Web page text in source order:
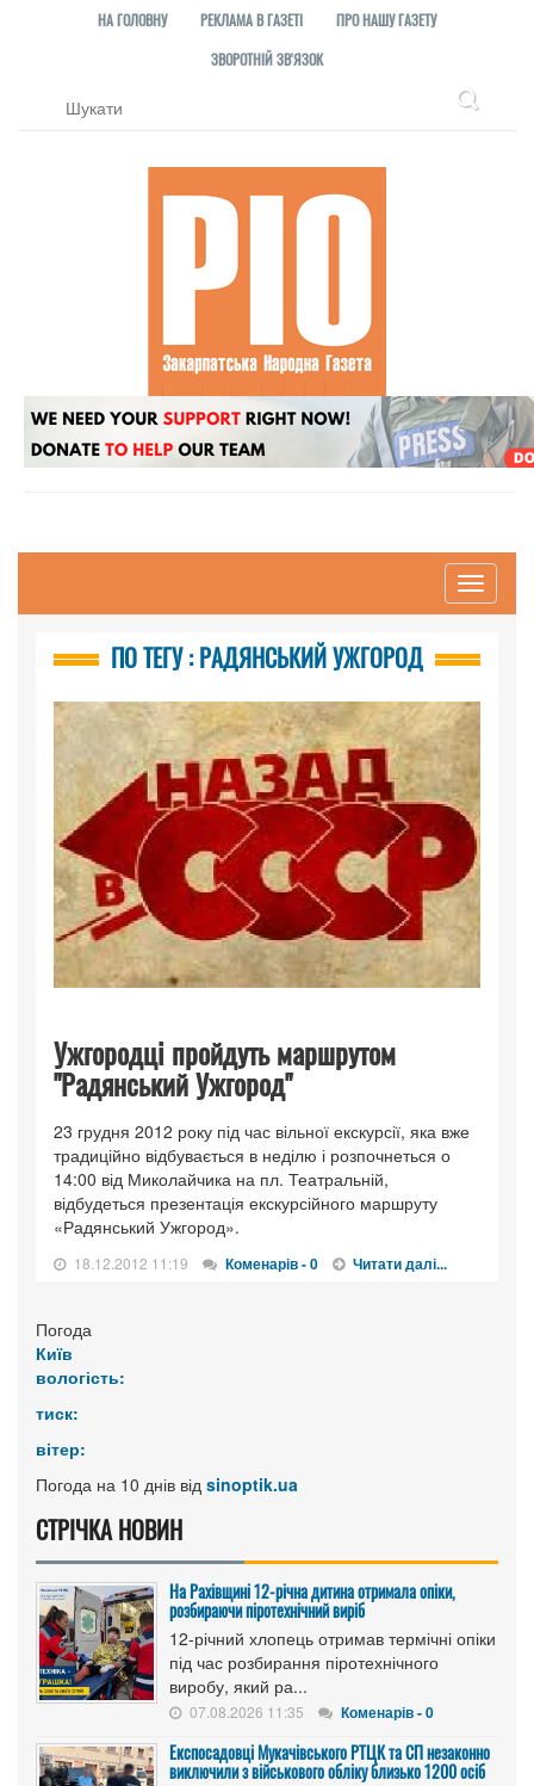
НА ГОЛОВНУ РЕКЛАМА В ГАЗЕТІ
ПРО НАШУ ГАЗЕТУ
ЗВОРОТНІЙ ЗВ'ЯЗОК
Toggle
ПО ТЕГУ : РАДЯНСЬКИЙ УЖГОРОД
Ужгородці пройдуть маршрутом
"Радянський Ужгород"
23 грудня 2012 року під час вільної екскурсії, яка вже
традиційно відбувається в неділю і розпочнеться о
14:00 від Миколайчика на пл. Театральній,
відбудеться презентація екскурсійного маршруту
«Радянський Ужгород».
18.12.2012 11:19 Коменарів - 0 Читати далі...
Погода
Київ
вологість:
тиск:
вітер:
Погода на 10 днів від sinoptik.ua
СТРІЧКА НОВИН
На Рахівщині 12-річна дитина отримала опіки,
розбираючи піротехнічний виріб
12-річний хлопець отримав термічні опіки
під час розбирання піротехнічного
виробу, який ра...
07.08.2026 11:35 Коменарів - 0
Експосадовці Мукачівського РТЦК та СП незаконно
виключили з військового обліку близько 1200 осіб